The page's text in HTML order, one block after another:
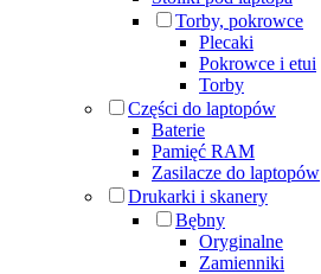
Torby, pokrowce
Plecaki
Pokrowce i etui
Torby
Części do laptopów
Baterie
Pamięć RAM
Zasilacze do laptopów
Drukarki i skanery
Bębny
Oryginalne
Zamienniki